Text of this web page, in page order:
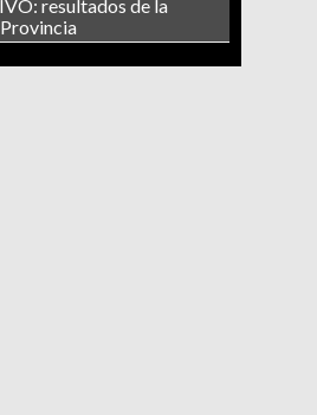
resultados de la